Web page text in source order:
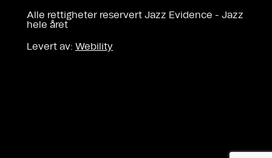
Alle rettigheter reservert Jazz Evidence - Jazz
hele året
Levert av: Webility